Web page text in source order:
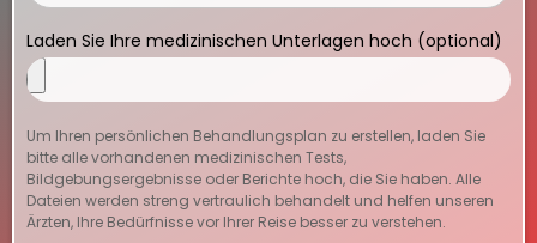
Laden Sie Ihre medizinischen Unterlagen hoch (optional)
Um Ihren persönlichen Behandlungsplan zu erstellen, laden Sie
bitte alle vorhandenen medizinischen Tests,
Bildgebungsergebnisse oder Berichte hoch, die Sie haben. Alle
Dateien werden streng vertraulich behandelt und helfen unseren
Ärzten, Ihre Bedürfnisse vor Ihrer Reise besser zu verstehen.